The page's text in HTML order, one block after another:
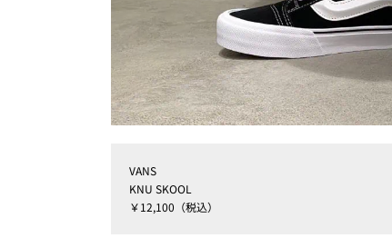
VANS
KNU SKOOL
￥12,100（税込）